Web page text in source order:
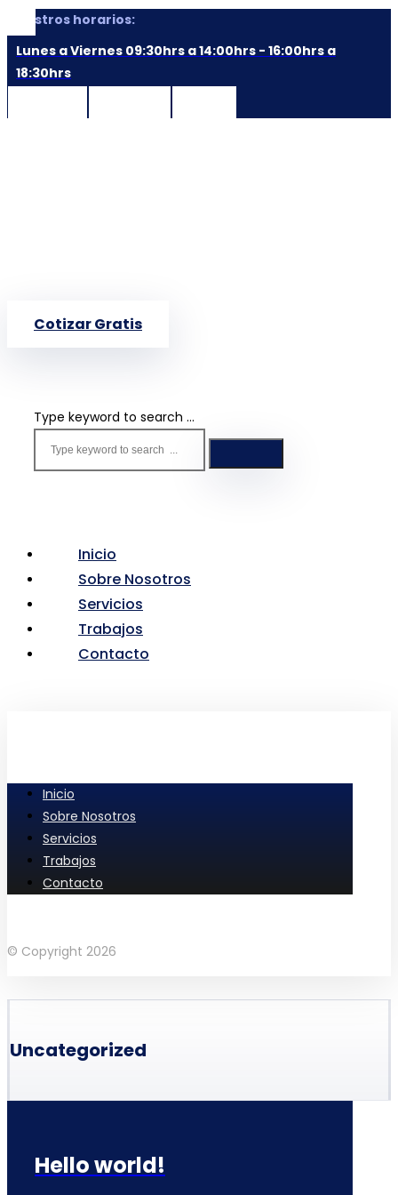
Nuestros horarios:
Lunes a Viernes 09:30hrs a 14:00hrs - 16:00hrs a
18:30hrs
Cotizar Gratis
Type keyword to search ...
Inicio
Sobre Nosotros
Servicios
Trabajos
Contacto
Inicio
Sobre Nosotros
Servicios
Trabajos
Contacto
© Copyright 2026
Uncategorized
Hello world!